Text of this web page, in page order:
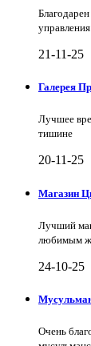
управления
21-11-25
Галерея
Лучшее
тишине
20-11-25
Магазин
Лучший
любимым
24-10-25
Очень